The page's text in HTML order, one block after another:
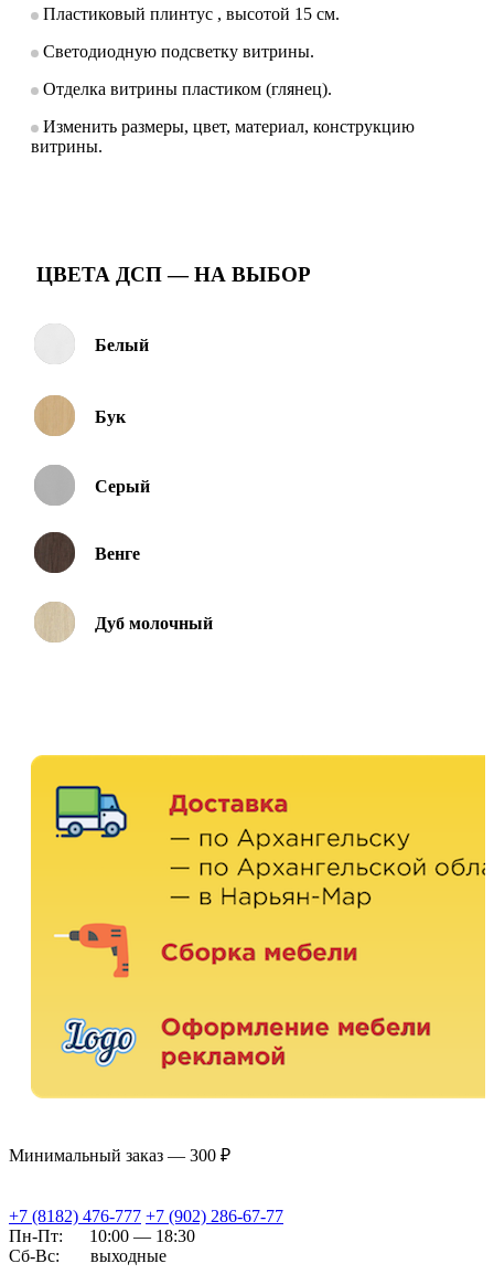
Пластиковый плинтус , высотой 15 см.
Светодиодную подсветку витрины.
Отделка витрины пластиком (глянец).
Изменить размеры, цвет, материал, конструкцию
витрины.
ЦВЕТА ДСП — НА ВЫБОР
Белый
Бук
Серый
Венге
Дуб молочный
Минимальный заказ — 300 ₽
+7 (8182) 476-777 +7 (902) 286-67-77
Пн-Пт:
10:00 — 18:30
Сб-Вс:
выходные